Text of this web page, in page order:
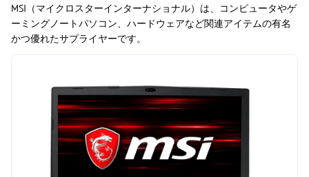
MSI（マイクロスターインターナショナル）は、コンピュータやゲ
ーミングノートパソコン、ハードウェアなど関連アイテムの有名
かつ優れたサプライヤーです。